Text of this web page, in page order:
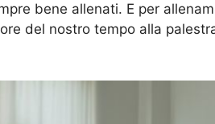
bene allenati. E per
del nostro tempo alla